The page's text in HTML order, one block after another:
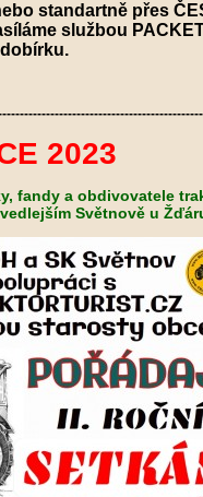
standartně přes
službou
dobírku.
2023
fandy a obdivovatele
Světnově u